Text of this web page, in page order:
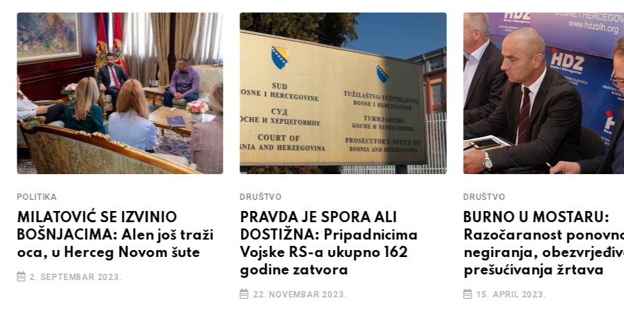
POLITIKA
MILATOVIĆ SE IZVINIO
BOŠNJACIMA: Alen još traži
oca, u Herceg Novom šute
2. SEPTEMBAR 2023.
DRUŠTVO
PRAVDA JE SPORA ALI
DOSTIŽNA: Pripadnicima
Vojske RS-a ukupno 162
godine zatvora
22. NOVEMBAR 2023.
DRUŠTVO
BURNO U MOSTARU:
Razočaranost
negiranja,
prešućivanja žrtava
15. APRIL 2023.